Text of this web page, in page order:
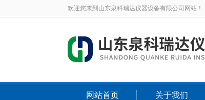
欢迎您来到山东泉科瑞达仪器设备有限公司网站！
网站首页 关于我们